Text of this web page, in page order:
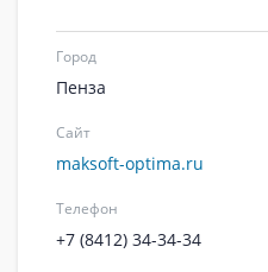
Город
Пенза
Сайт
maksoft-optima.ru
Телефон
+7 (8412) 34-34-34